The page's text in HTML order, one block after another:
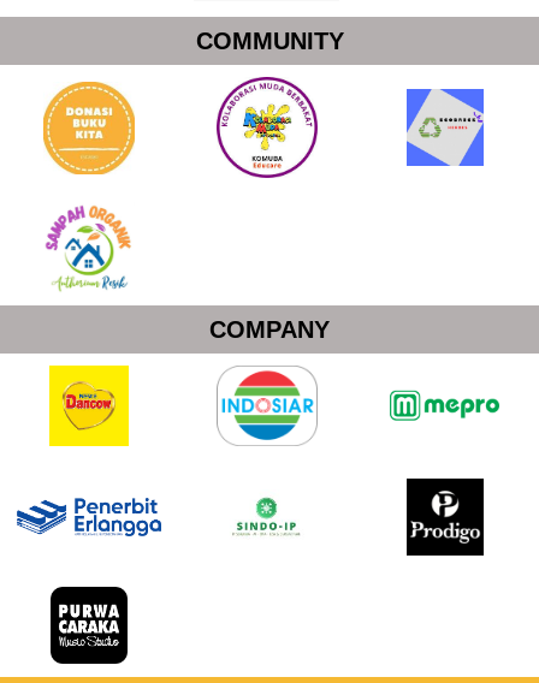
COMMUNITY
COMPANY